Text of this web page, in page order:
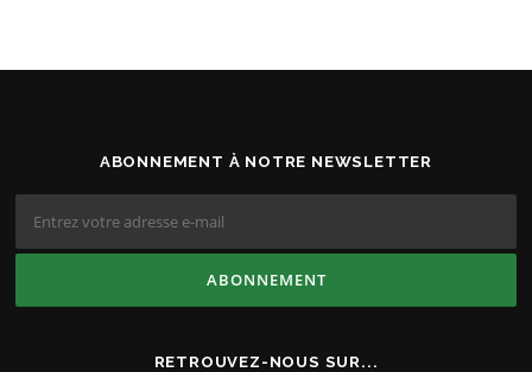
ABONNEMENT À NOTRE NEWSLETTER
RETROUVEZ-NOUS SUR...